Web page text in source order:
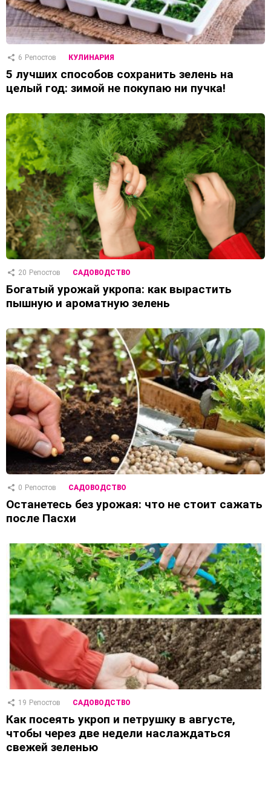
6 Репостов КУЛИНАРИЯ
5 лучших способов сохранить зелень на
целый год: зимой не покупаю ни пучка!
20 Репостов САДОВОДСТВО
Богатый урожай укропа: как вырастить
пышную и ароматную зелень
0 Репостов САДОВОДСТВО
Останетесь без урожая: что не стоит сажать
после Пасхи
19 Репостов САДОВОДСТВО
Как посеять укроп и петрушку в августе,
чтобы через две недели наслаждаться
свежей зеленью